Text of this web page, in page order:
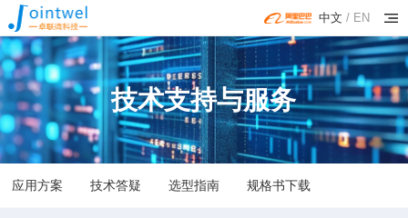
中文 / EN
技术支持与服务
应用方案 技术答疑 选型指南 规格书下载